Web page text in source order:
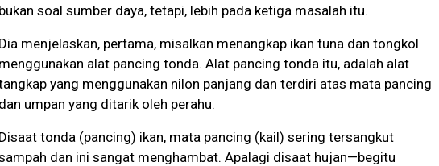
bukan soal sumber daya, tetapi, lebih pada ketiga masalah itu.
Dia menjelaskan, pertama, misalkan menangkap ikan tuna dan tongkol
menggunakan alat pancing tonda. Alat pancing tonda itu, adalah alat
yang menggunakan nilon panjang dan terdiri atas mata pancing
dan umpan yang ditarik oleh perahu.
Disaat tonda (pancing) ikan, mata pancing (kail) sering tersangkut
dan ini sangat menghambat. Apalagi disaat hujan—begitu